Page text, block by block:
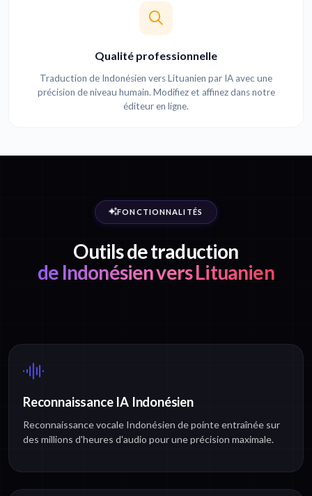
Qualité professionnelle
Traduction de Indonésien vers Lituanien par IA avec une
précision de niveau humain. Modifiez et affinez dans notre
éditeur en ligne.
FONCTIONNALITÉS
Outils de traduction
de Indonésien vers Lituanien
Reconnaissance IA Indonésien
Reconnaissance vocale Indonésien de pointe entraînée sur
des millions d'heures d'audio pour une précision maximale.